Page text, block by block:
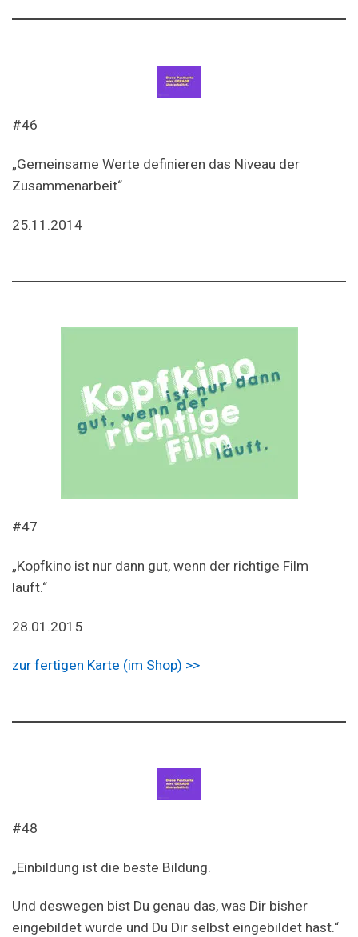
#46
„Gemeinsame Werte definieren das Niveau der
Zusammenarbeit“
25.11.2014
#47
„Kopfkino ist nur dann gut, wenn der richtige Film
läuft.“
28.01.2015
zur fertigen Karte (im Shop) >>
#48
„Einbildung ist die beste Bildung.
Und deswegen bist Du genau das, was Dir bisher
eingebildet wurde und Du Dir selbst eingebildet hast.“